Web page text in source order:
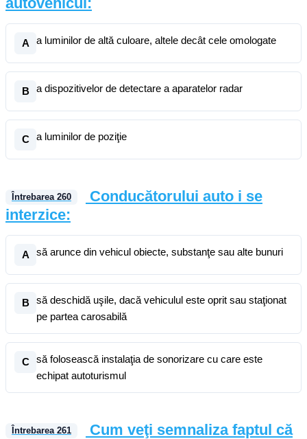
A a luminilor de altă culoare, altele decât cele omologate
B a dispozitivelor de detectare a aparatelor radar
C a luminilor de poziţie
Întrebarea 260
Conducătorului auto i se
interzice:
A să arunce din vehicul obiecte, substanţe sau alte bunuri
B
să deschidă uşile, dacă vehiculul este oprit sau staţionat
pe partea carosabilă
C
să folosească instalaţia de sonorizare cu care este
echipat autoturismul
Întrebarea 261
Cum veţi semnaliza faptul că